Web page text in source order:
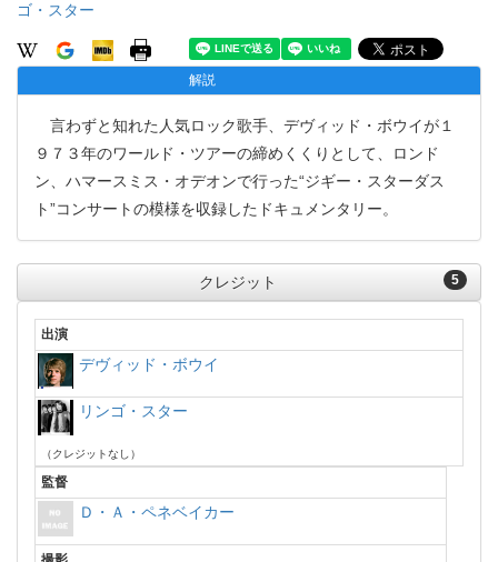
ゴ・スター
解説
言わずと知れた人気ロック歌手、デヴィッド・ボウイが１
９７３年のワールド・ツアーの締めくくりとして、ロンド
ン、ハマースミス・オデオンで行った“ジギー・スターダス
ト”コンサートの模様を収録したドキュメンタリー。
5
クレジット
出演
デヴィッド・ボウイ
リンゴ・スター
（クレジットなし）
監督
Ｄ・Ａ・ペネベイカー